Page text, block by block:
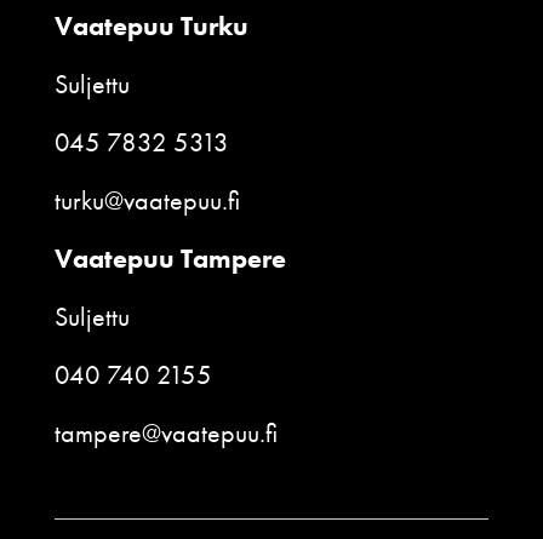
Vaatepuu Turku
Suljettu
045 7832 5313
turku@vaatepuu.fi
Vaatepuu Tampere
Suljettu
040 740 2155
tampere@vaatepuu.fi